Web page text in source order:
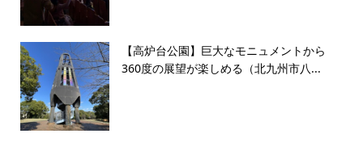
【高炉台公園】巨大なモニュメントから
360度の展望が楽しめる（北九州市八...